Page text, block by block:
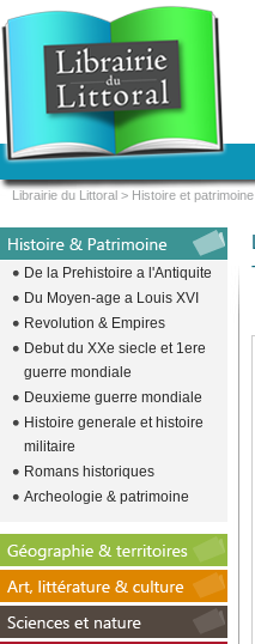
De la Prehistoire a l'Antiquite
Du Moyen-age a Louis XVI
Revolution & Empires
Debut du XXe siecle et 1ere
guerre mondiale
Deuxieme guerre mondiale
Histoire generale et histoire
militaire
Romans historiques
Archeologie & patrimoine
Librairie du Littoral > Histoire et patrimoine